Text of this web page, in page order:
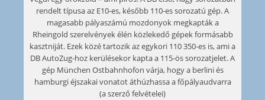
rendelt típusa az E10-es, később 110-es sorozatú gép. A
magasabb pályaszámú mozdonyok megkapták a
Rheingold szerelvények élén közlekedő gépek formásabb
kasztniját. Ezek közé tartozik az egykori 110 350-es is, ami a
DB AutoZug-hoz kerülésekor kapta a 115-ös sorozatjelet. A
gép München Ostbahnhofon várja, hogy a berlini és
hamburgi éjszakai vonatot áthúzhassa a főpályaudvarra
(a szerző felvételei)